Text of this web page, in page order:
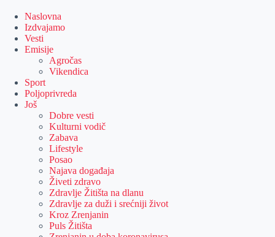
content
Naslovna
Izdvajamo
Vesti
Emisije
Agročas
Vikendica
Sport
Poljoprivreda
Još
Dobre vesti
Kulturni vodič
Zabava
Lifestyle
Posao
Najava događaja
Živeti zdravo
Zdravlje Žitišta na dlanu
Zdravlje za duži i srećniji život
Kroz Zrenjanin
Puls Žitišta